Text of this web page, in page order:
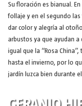
Su floración es bianual.
follaje y en el segundo
dar color y alegría al
arbustos ya que ayudan
igual que la “Rosa
hasta el invierno, por lo
jardín luzca bien durante